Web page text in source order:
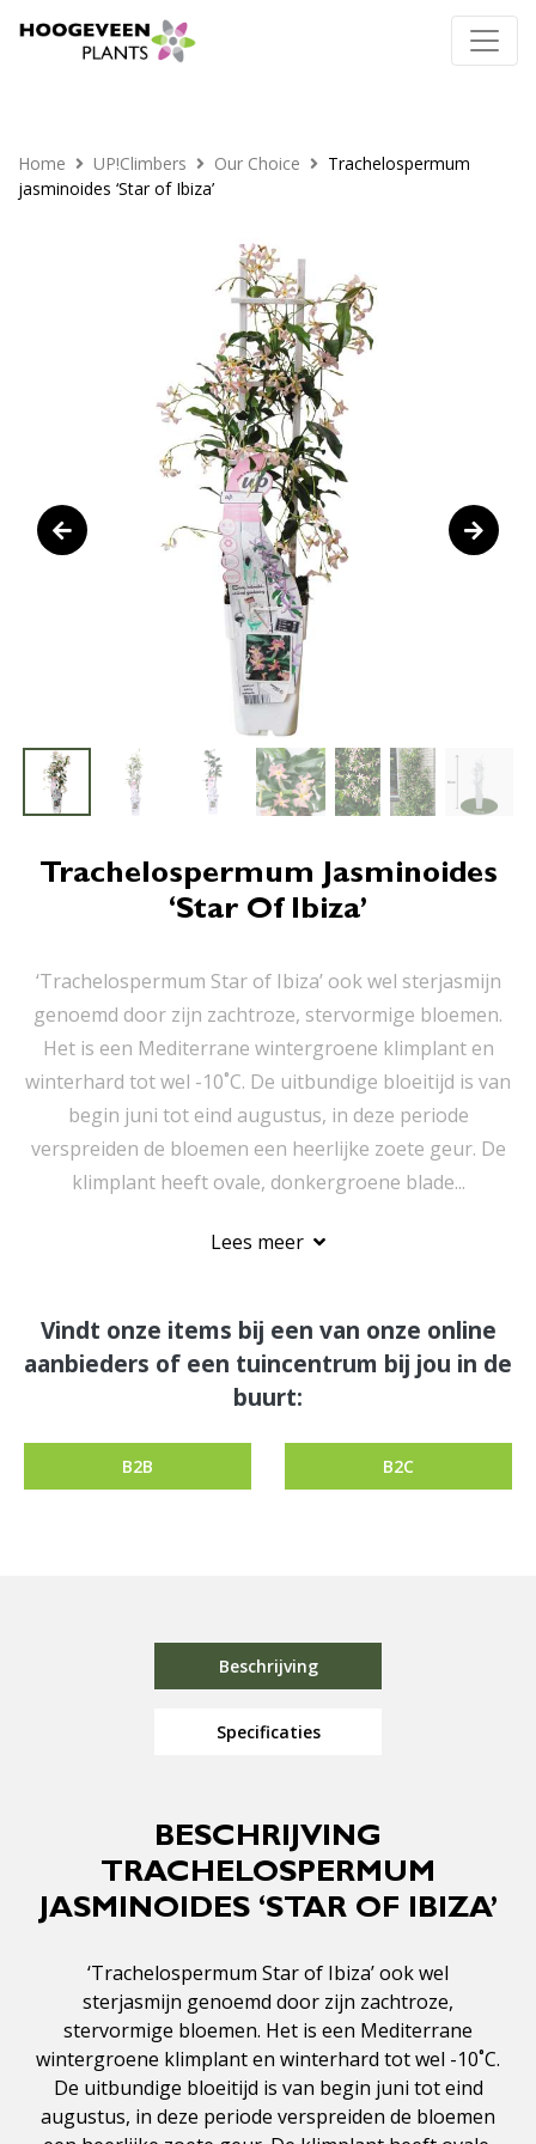
Home UP!Climbers Our Choice
Trachelospermum
jasminoides ‘Star of Ibiza’
Trachelospermum Jasminoides
‘Star Of Ibiza’
‘Trachelospermum Star of Ibiza’ ook wel sterjasmijn
genoemd door zijn zachtroze, stervormige bloemen.
Het is een Mediterrane wintergroene klimplant en
winterhard tot wel -10˚C. De uitbundige bloeitijd is van
begin juni tot eind augustus, in deze periode
verspreiden de bloemen een heerlijke zoete geur. De
klimplant heeft ovale, donkergroene blade...
Lees meer
Vindt onze items bij een van onze online
aanbieders of een tuincentrum bij jou in de
buurt:
B2B B2C
Beschrijving
Specificaties
BESCHRIJVING
TRACHELOSPERMUM
JASMINOIDES ‘STAR OF IBIZA’
‘Trachelospermum Star of Ibiza’ ook wel
sterjasmijn genoemd door zijn zachtroze,
stervormige bloemen. Het is een Mediterrane
wintergroene klimplant en winterhard tot wel -10˚C.
De uitbundige bloeitijd is van begin juni tot eind
augustus, in deze periode verspreiden de bloemen